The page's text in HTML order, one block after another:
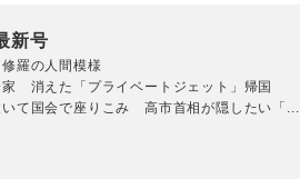
新号
羅の人間模様
消えた「プライベートジェット」帰国
いて国会で座りこみ 高市首相が隠したい「...